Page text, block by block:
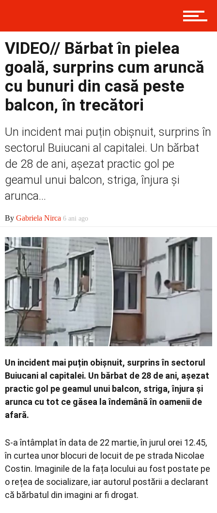
Prima
Politică
Externe
Social
Economic
Contact
VIDEO// Bărbat în pielea
goală, surprins cum aruncă
cu bunuri din casă peste
balcon, în trecători
Un incident mai puțin obișnuit, surprins în
sectorul Buiucani al capitalei. Un bărbat
de 28 de ani, așezat practic gol pe
geamul unui balcon, striga, înjura și
arunca...
By Gabriela Nirca 6 ani ago
Un incident mai puțin obișnuit, surprins în sectorul
Buiucani al capitalei. Un bărbat de 28 de ani, așezat
practic gol pe geamul unui balcon, striga, înjura și
arunca cu tot ce găsea la îndemână în oamenii de
afară.
S-a întâmplat în data de 22 martie, în jurul orei 12.45,
în curtea unor blocuri de locuit de pe strada Nicolae
Costin. Imaginile de la fața locului au fost postate pe
o rețea de socializare, iar autorul postării a declarant
că bărbatul din imagini ar fi drogat.